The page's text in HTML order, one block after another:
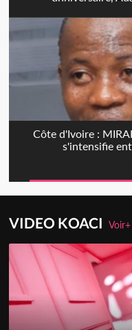
Côte d'Ivoire :
s'intensifie
VIDEO KOACIVoir+